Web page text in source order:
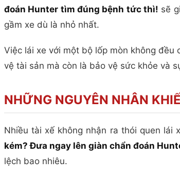
đoán Hunter tìm đúng bệnh tức thì! sẽ
gầm xe dù là nhỏ nhất.
Việc lái xe với một bộ lốp mòn không đều
vệ tài sản mà còn là bảo vệ sức khỏe và
NHỮNG NGUYÊN NHÂN
Nhiều tài xế không nhận ra thói quen
kém? Đưa ngay lên giàn chẩn đoán
lệch bao nhiêu.